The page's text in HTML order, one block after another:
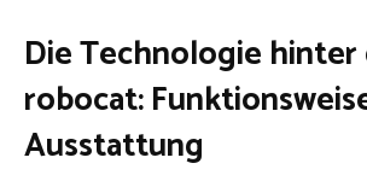
Die Technologie hinter
robocat:
Ausstattung